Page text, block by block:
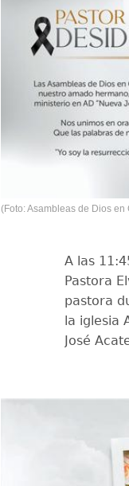
(Foto: Asambleas de Dios en
A las
Pastora
pastora
la iglesia
José